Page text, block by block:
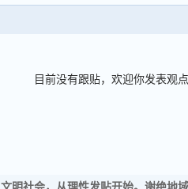
目前没有跟贴，欢迎你发表观点